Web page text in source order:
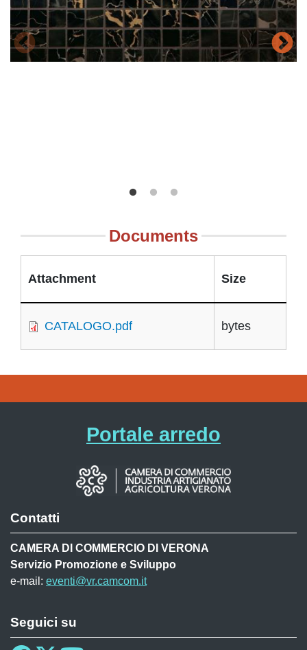
Documents
Attachment Size
CATALOGO.pdf bytes
Portale arredo
Contatti
CAMERA DI COMMERCIO DI VERONA
Servizio Promozione e Sviluppo
e-mail: eventi@vr.camcom.it
Seguici su